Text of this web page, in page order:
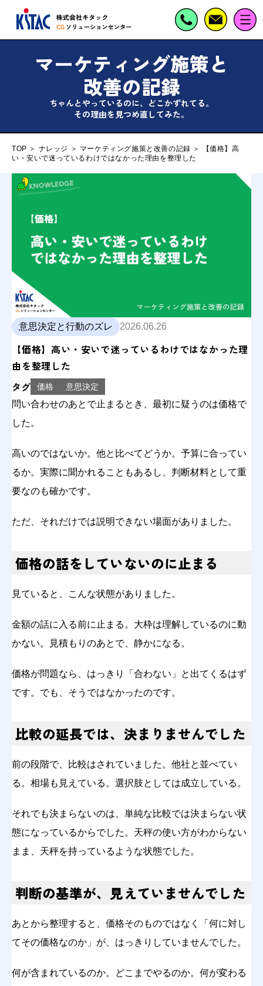
マーケティング施策と
改善の記録
ちゃんとやっているのに、どこかずれてる。
その理由を見つめ直してみた。
TOP ＞ ナレッジ ＞ マーケティング施策と改善の記録 ＞
【価格】高
い・安いで迷っているわけではなかった理由を整理した
意思決定と行動のズレ 2026.06.26
【価格】高い・安いで迷っているわけではなかった理
由を整理した
タグ
価格 意思決定
問い合わせのあとで止まるとき、最初に疑うのは価格で
した。
高いのではないか。他と比べてどうか。予算に合ってい
るか。実際に聞かれることもあるし、判断材料として重
要なのも確かです。
ただ、それだけでは説明できない場面がありました。
価格の話をしていないのに止まる
見ていると、こんな状態がありました。
金額の話に入る前に止まる。大枠は理解しているのに動
かない。見積もりのあとで、静かになる。
価格が問題なら、はっきり「合わない」と出てくるはず
です。でも、そうではなかったのです。
比較の延長では、決まりませんでした
前の段階で、比較はされていました。他社と並べてい
る。相場も見えている。選択肢としては成立している。
それでも決まらないのは、単純な比較では決まらない状
態になっているからでした。天秤の使い方がわからない
まま、天秤を持っているような状態でした。
判断の基準が、見えていませんでした
あとから整理すると、価格そのものではなく「何に対し
てその価格なのか」が、はっきりしていませんでした。
何が含まれているのか。どこまでやるのか。何が変わる